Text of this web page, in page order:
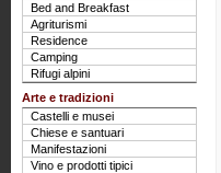
Bed and Breakfast
Agriturismi
Residence
Camping
Rifugi alpini
Arte e tradizioni
Castelli e musei
Chiese e santuari
Manifestazioni
Vino e prodotti tipici